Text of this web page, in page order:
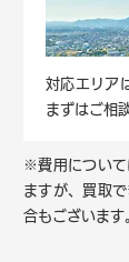
対応エリア
まずはご相
※費用について
ますが、買取
合もございます